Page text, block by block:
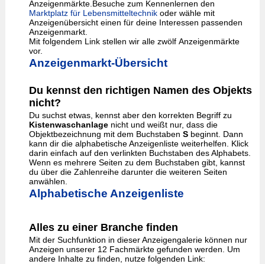
Anzeigenmärkte.Besuche zum Kennenlernen den
Marktplatz für Lebensmitteltechnikoder wähle mit
Anzeigenübersicht einen für deine Interessen passenden
Anzeigenmarkt.
Mit folgendem Link stellen wir alle zwölf Anzeigenmärkte
vor.
Anzeigenmarkt-Übersicht
Du kennst den richtigen Namen des Objekts
nicht?
Du suchst etwas, kennst aber den korrekten Begriff zu
Kistenwaschanlagenicht und weißt nur, dass die
Objektbezeichnung mit dem Buchstaben Sbeginnt. Dann
kann dir die alphabetische Anzeigenliste weiterhelfen. Klick
darin einfach auf den verlinkten Buchstaben des Alphabets.
Wenn es mehrere Seiten zu dem Buchstaben gibt, kannst
du über die Zahlenreihe darunter die weiteren Seiten
anwählen.
Alphabetische Anzeigenliste
Alles zu einer Branche finden
Mit der Suchfunktion in dieser Anzeigengalerie können nur
Anzeigen unserer 12 Fachmärkte gefunden werden. Um
andere Inhalte zu finden, nutze folgenden Link: